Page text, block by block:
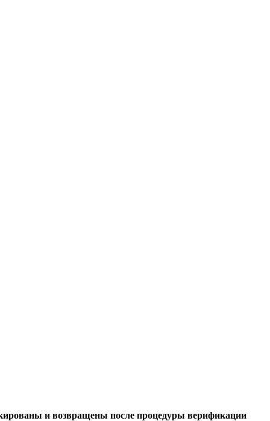
и возвращены после процедуры верификации